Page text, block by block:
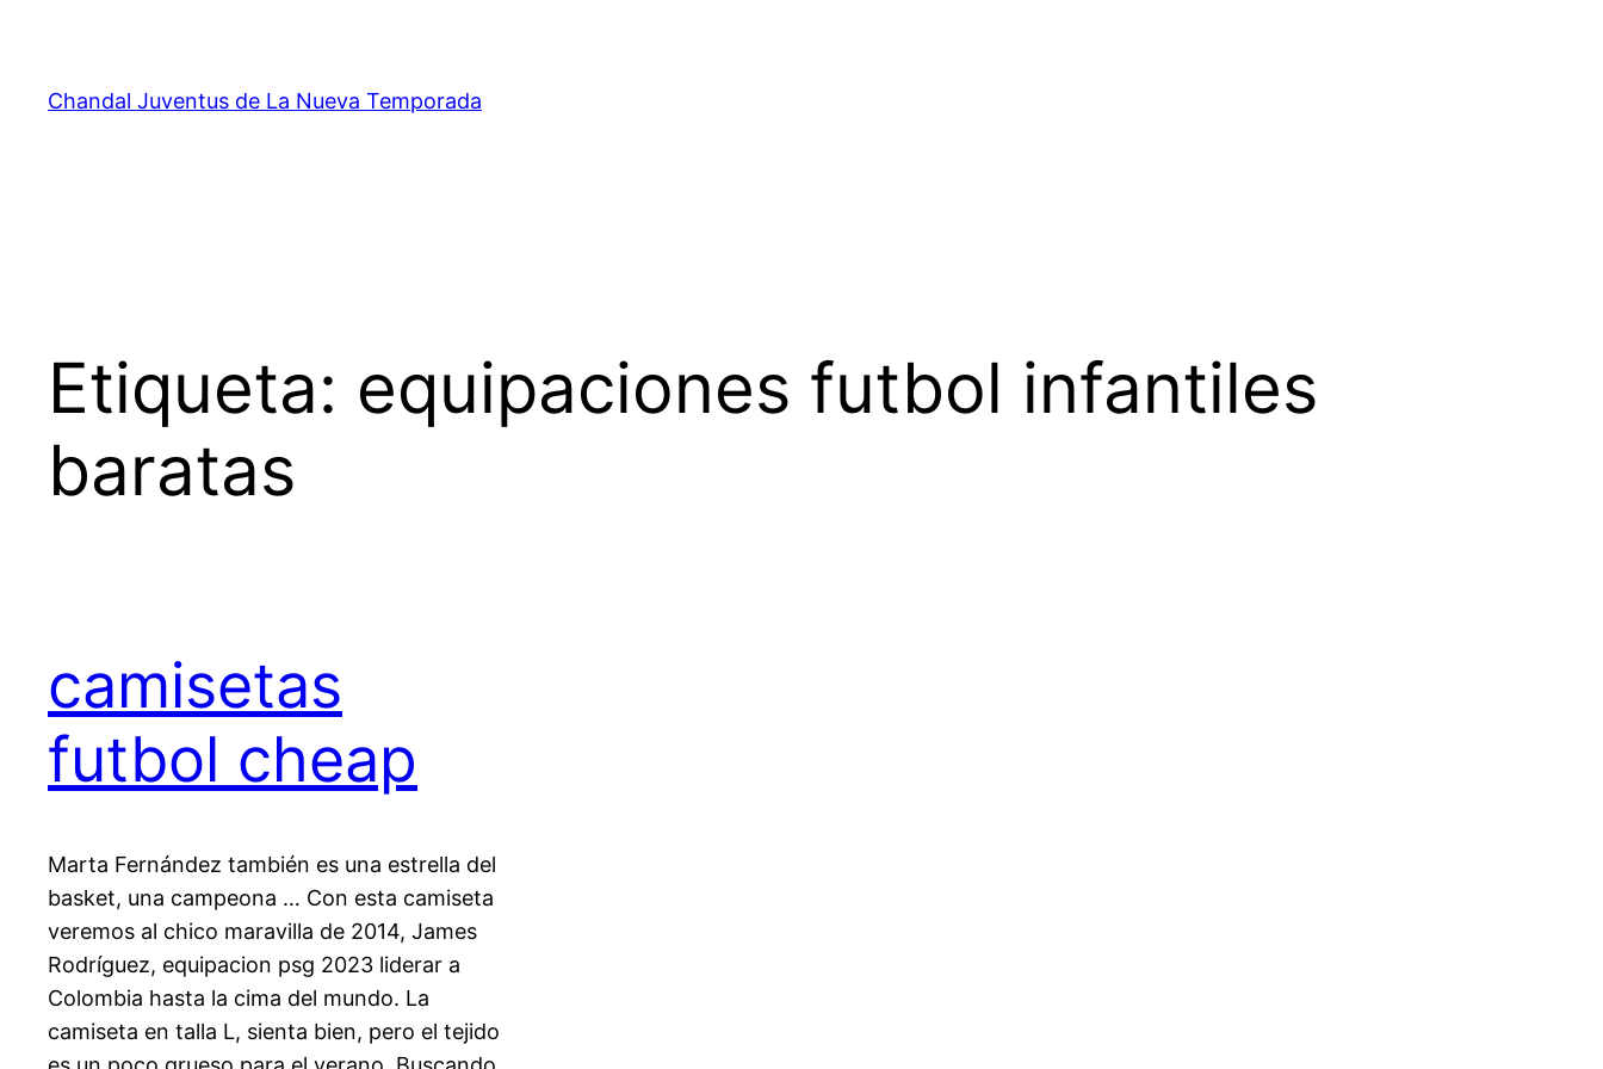
contenido
Chandal Juventus de La Nueva Temporada
Etiqueta: equipaciones futbol infantiles
baratas
camisetas
futbol cheap
Marta Fernández también es una estrella del
basket, una campeona … Con esta camiseta
veremos al chico maravilla de 2014, James
Rodríguez, equipacion psg 2023 liderar a
Colombia hasta la cima del mundo. La
camiseta en talla L, sienta bien, pero el tejido